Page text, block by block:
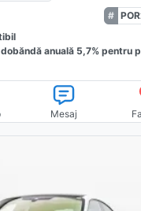
anuală 5,7% pentru
Mesaj